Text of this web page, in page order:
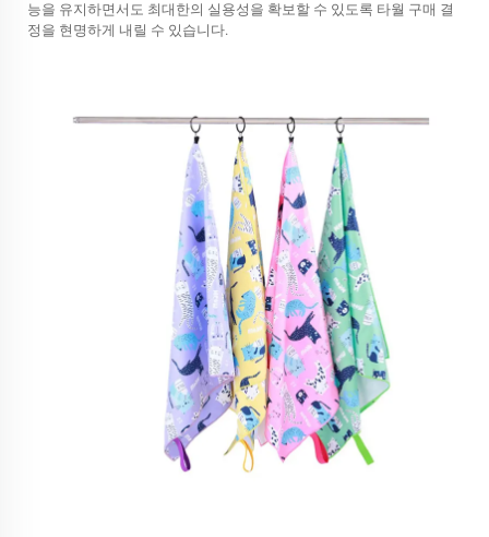
능을 유지하면서도 최대한의 실용성을 확보할 수 있도록 타월 구매 결
정을 현명하게 내릴 수 있습니다.